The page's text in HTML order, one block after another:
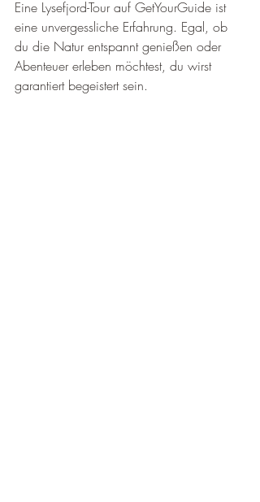
Eine Lysefjord-Tour auf GetYourGuide ist
eine unvergessliche Erfahrung. Egal, ob
du die Natur entspannt genießen oder
Abenteuer erleben möchtest, du wirst
garantiert begeistert sein.